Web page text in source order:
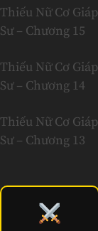
Thiếu Nữ Cơ Giáp
Sư – Chương 15
Thiếu Nữ Cơ Giáp
Sư – Chương 14
Thiếu Nữ Cơ Giáp
Sư – Chương 13